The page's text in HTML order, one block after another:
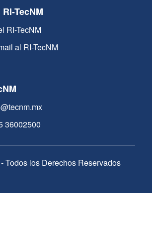
TecNM
RI-TecNM
al RI-TecNM
36002500
Todos los Derechos Reservados